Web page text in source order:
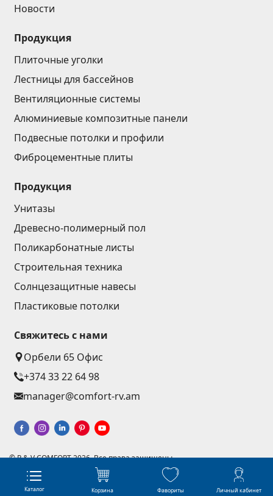
Каталог Корзина Фавориты Личный кабинет
Новости
Продукция
Плиточные уголки
Лестницы для бассейнов
Вентиляционные системы
Алюминиевые композитные панели
Подвесные потолки и профили
Фиброцементные плиты
Продукция
Унитазы
Древесно-полимерный пол
Поликарбонатные листы
Строительная техника
Солнцезащитные навесы
Пластиковые потолки
Свяжитесь с нами
Орбели 65 Офис
+374 33 22 64 98
manager@comfort-rv.am
© R & V COMFORT 2026. Все права защищены
Разработка веб-сайтов - Астудио
Создание интернет магазинов с нуля